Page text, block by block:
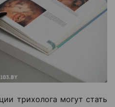
трихолога могут стать